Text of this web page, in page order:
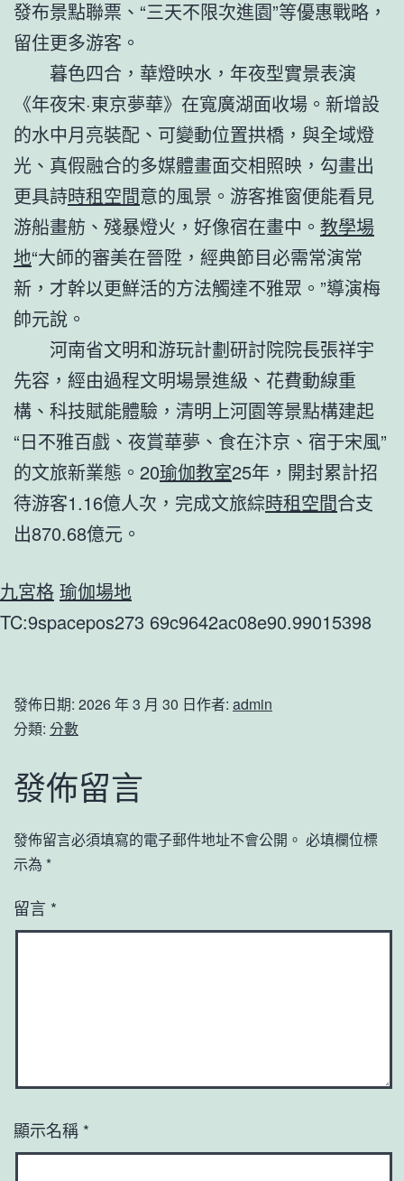
發布景點聯票、“三天不限次進園”等優惠戰略，
留住更多游客。
暮色四合，華燈映水，年夜型實景表演
《年夜宋·東京夢華》在寬廣湖面收場。新增設
的水中月亮裝配、可變動位置拱橋，與全域燈
光、真假融合的多媒體畫面交相照映，勾畫出
更具詩時租空間意的風景。游客推窗便能看見
游船畫舫、殘暴燈火，好像宿在畫中。 教學場
地“大師的審美在晉陞，經典節目必需常演常
新，才幹以更鮮活的方法觸達不雅眾。”導演梅
帥元說。
河南省文明和游玩計劃研討院院長張祥宇
先容，經由過程文明場景進級、花費動線重
構、科技賦能體驗，清明上河園等景點構建起
“日不雅百戲、夜賞華夢、食在汴京、宿于宋風”
的文旅新業態。20瑜伽教室25年，開封累計招
待游客1.16億人次，完成文旅綜時租空間合支
出870.68億元。
九宮格 瑜伽場地
TC:9spacepos273 69c9642ac08e90.99015398
發佈日期: 2026 年 3 月 30 日作者: admin
分類: 分數
發佈留言
發佈留言必須填寫的電子郵件地址不會公開。 必填欄位標
示為 *
留言 *
顯示名稱 *